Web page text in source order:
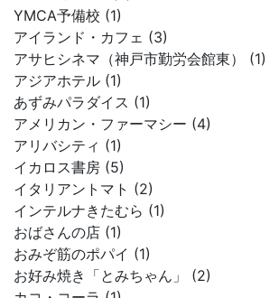
YMCA予備校 (1)
アイランド・カフェ (3)
アサヒシネマ（神戸市勤労会館東） (1)
アジアホテル (1)
あずみパラダイス (1)
アメリカン・ファーマシー (4)
アリバシティ (1)
イカロス書房 (5)
イタリアントマト (2)
インテルナきたむら (1)
おばさんの店 (1)
おみぞ筋のポパイ (1)
お好み焼き「とみちゃん」 (2)